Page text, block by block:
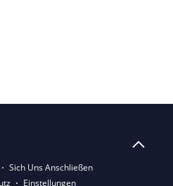
Sich Uns Anschließen
Einstellungen